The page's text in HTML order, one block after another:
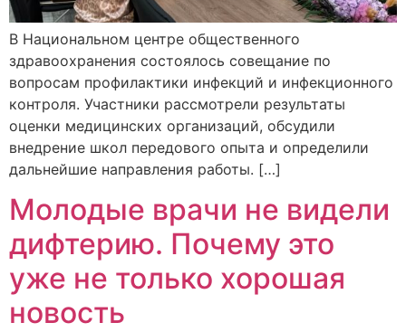
В Национальном центре общественного
здравоохранения состоялось совещание по
вопросам профилактики инфекций и инфекционного
контроля. Участники рассмотрели результаты
оценки медицинских организаций, обсудили
внедрение школ передового опыта и определили
дальнейшие направления работы. […]
Молодые врачи не видели
дифтерию. Почему это
уже не только хорошая
новость